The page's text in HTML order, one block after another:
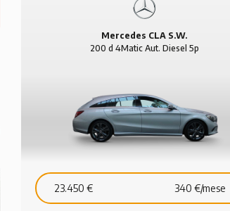
Mercedes CLA S.W.
200 d 4Matic Aut. Diesel 5p
23.450 € 340 €/mese